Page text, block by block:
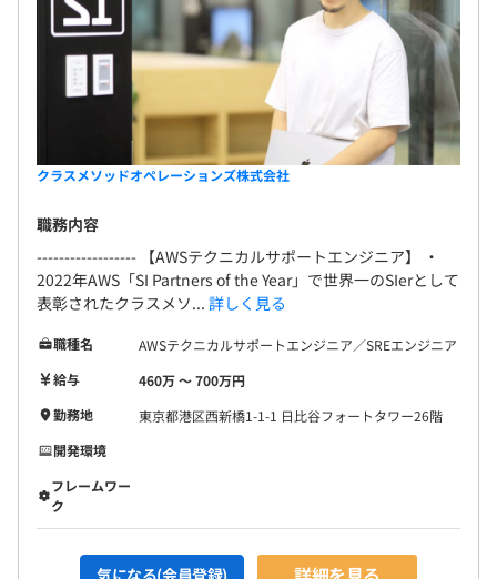
クラスメソッドオペレーションズ株式会社
職務内容
------------------ 【AWSテクニカルサポートエンジニア】 ・
2022年AWS「SI Partners of the Year」で世界一のSIerとして
表彰されたクラスメソ... 詳しく見る
職種名
AWSテクニカルサポートエンジニア／SREエンジニア
給与
460万 〜 700万円
勤務地
東京都港区西新橋1-1-1 日比谷フォートタワー26階
開発環境
フレームワー
ク
気になる(会員登録)